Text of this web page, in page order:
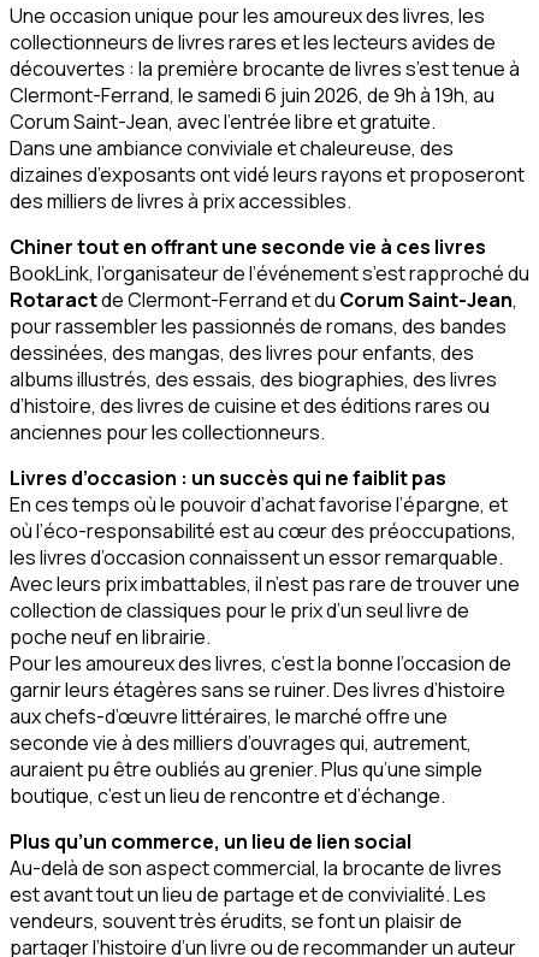
Une occasion unique pour les amoureux des livres, les
collectionneurs de livres rares et les lecteurs avides de
découvertes : la première brocante de livres s’est tenue à
Clermont-Ferrand, le samedi 6 juin 2026, de 9h à 19h, au
Corum Saint-Jean, avec l’entrée libre et gratuite.
Dans une ambiance conviviale et chaleureuse, des
dizaines d’exposants ont vidé leurs rayons et proposeront
des milliers de livres à prix accessibles.
Chiner tout en offrant une seconde vie à ces livres
BookLink, l’organisateur de l’événement s’est rapproché du
Rotaractde Clermont-Ferrand et du Corum Saint-Jean,
pour rassembler les passionnés de romans, des bandes
dessinées, des mangas, des livres pour enfants, des
albums illustrés, des essais, des biographies, des livres
d’histoire, des livres de cuisine et des éditions rares ou
anciennes pour les collectionneurs.
Livres d’occasion : un succès qui ne faiblit pas
En ces temps où le pouvoir d’achat favorise l’épargne, et
où l’éco-responsabilité est au cœur des préoccupations,
les livres d’occasion connaissent un essor remarquable.
Avec leurs prix imbattables, il n’est pas rare de trouver une
collection de classiques pour le prix d’un seul livre de
poche neuf en librairie.
Pour les amoureux des livres, c’est la bonne l’occasion de
garnir leurs étagères sans se ruiner. Des livres d’histoire
aux chefs-d’œuvre littéraires, le marché offre une
seconde vie à des milliers d’ouvrages qui, autrement,
auraient pu être oubliés au grenier. Plus qu’une simple
boutique, c’est un lieu de rencontre et d’échange.
Plus qu’un commerce, un lieu de lien social
Au-delà de son aspect commercial, la brocante de livres
est avant tout un lieu de partage et de convivialité. Les
vendeurs, souvent très érudits, se font un plaisir de
partager l’histoire d’un livre ou de recommander un auteur